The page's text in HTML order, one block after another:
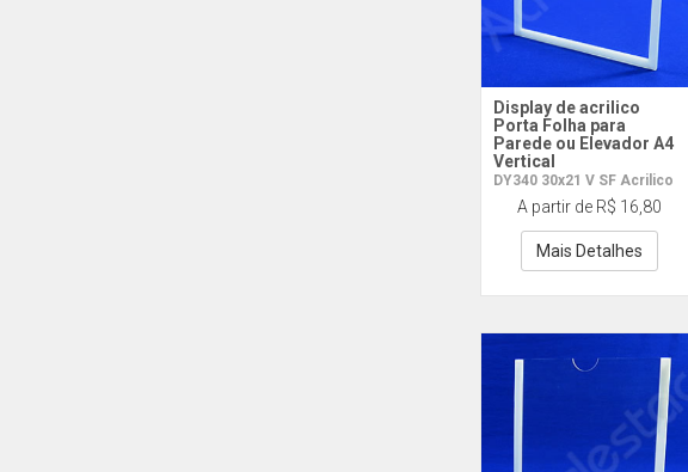
Display de acrilico
Porta Folha para
Parede ou Elevador A4
Vertical
DY340 30x21 V SF Acrilico
A partir de R$ 16,80
Mais Detalhes